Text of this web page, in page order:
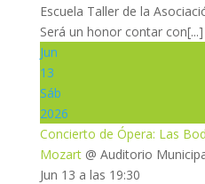
Escuela Taller de la
Será un honor contar con[...]
Jun
13
Sáb
2026
Concierto de Ópera: Las
Mozart @ Auditorio
Jun 13 a las 19:30